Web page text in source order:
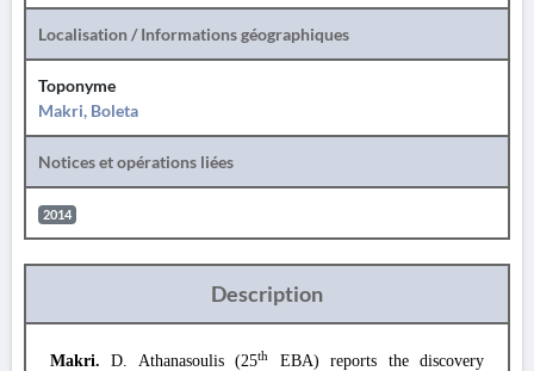
Localisation / Informations géographiques
Toponyme
Makri, Boleta
Notices et opérations liées
2014
Description
Makri.D. Athanasoulis (25th
EBA) reports the discovery